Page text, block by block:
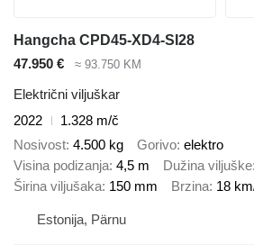
Hangcha CPD45-XD4-SI28
47.950 €
≈ 93.750 KM
Električni viljuškar
2022
1.328 m/č
Nosivost 4.500 kg Gorivo elektro
Visina podizanja 4,5 m Dužina viljuške
Širina viljušaka 150 mm Brzina 18
Estonija, Pärnu